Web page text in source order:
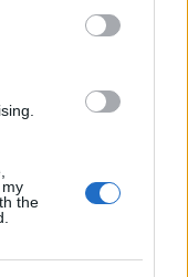
the
Montenegro
Montenegro